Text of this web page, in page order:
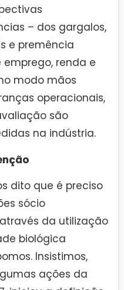
– dos gargalos,
e premência
renda e
modo mãos
operacionais,
são
na indústria.
dito que é preciso
sócio
da utilização
biológica
Insistimos,
ações da